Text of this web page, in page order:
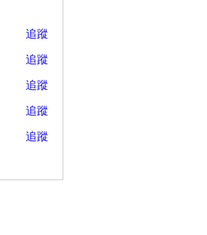
追蹤
追蹤
追蹤
追蹤
追蹤